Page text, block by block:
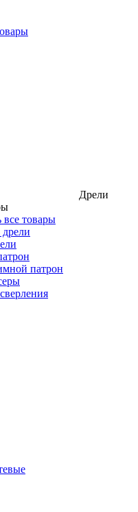
Дрели
все товары
дрели
патрон